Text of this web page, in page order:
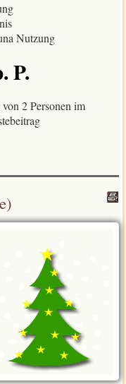
Nutzung
P.
2 Personen im